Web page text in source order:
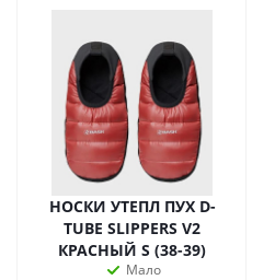
НОСКИ УТЕПЛ ПУХ D-
TUBE SLIPPERS V2
КРАСНЫЙ S (38-39)
Мало